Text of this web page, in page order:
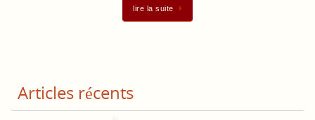
lire la suite
Articles récents